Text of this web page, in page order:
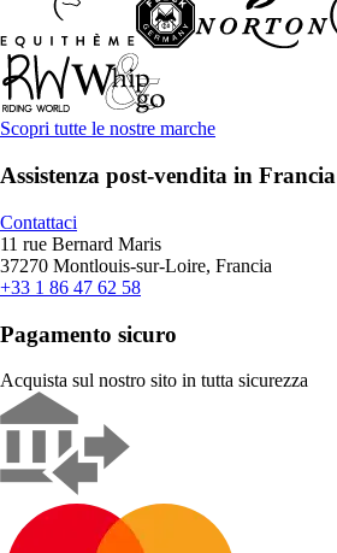
Scopri tutte le nostre marche
Assistenza post-vendita in Francia
Contattaci
11 rue Bernard Maris
37270 Montlouis-sur-Loire, Francia
+33 1 86 47 62 58
Pagamento sicuro
Acquista sul nostro sito in tutta sicurezza